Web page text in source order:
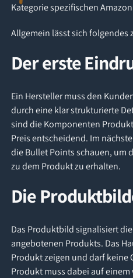
Kategorie spezifischen
Allgemein lässt sich
Der erste
Ein Hersteller muss den
durch eine klar strukturierte
sind die Komponenten
Preis entscheidend. Im
die Bullet Points schauen, um
zu dem Produkt zu erhalten.
Die
Das Produktbild signalisiert
angebotenen Produkts. Das
Produkt zeigen und darf keine
Produkt muss dabei auf